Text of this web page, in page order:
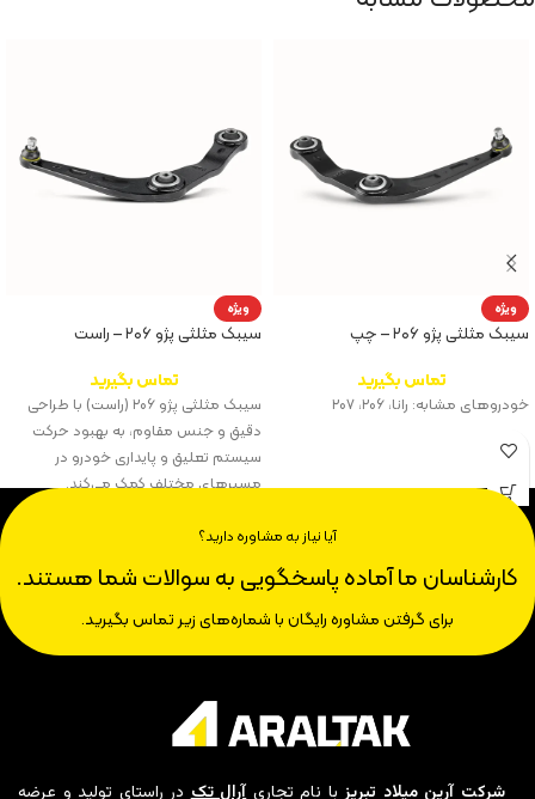
ویژه
سیبک مثلثی پژو ۲۰۶ – چپ
تماس بگیرید
خودروهای مشابه: رانا، ۲۰۶، ۲۰۷
ویژه
سیبک مثلثی پژو ۲۰۶ – راست
تماس بگیرید
سیبک مثلثی پژو ۲۰۶ (راست) با طراحی
دقیق و جنس مقاوم، به بهبود حرکت
سیستم تعلیق و پایداری خودرو در
مسیرهای مختلف کمک می‌کند.
آیا نیاز به مشاوره دارید؟
کارشناسان ما آماده پاسخگویی به سوالات شما هستند.
برای گرفتن مشاوره رایگان با شماره‌های زیر تماس بگیرید.
شرکت آرین میلاد تبریزبا نام تجاریآرال تکدر راستای تولید و عرضه